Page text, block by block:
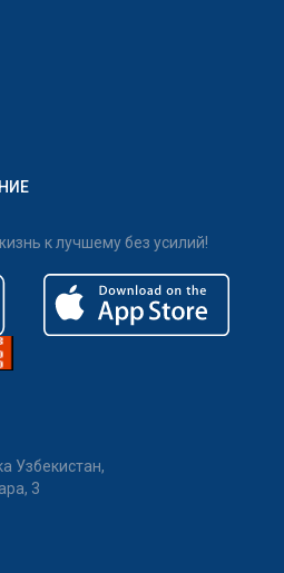
к лучшему без усилий!
Узбекистан,
3